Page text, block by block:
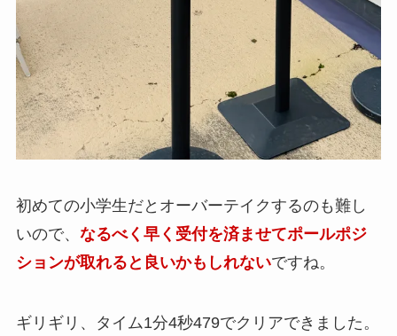
初めての小学生だとオーバーテイクするのも難し
いので、 なるべく早く受付を済ませてポールポジ
ションが取れると良いかもしれないですね。
ギリギリ、タイム1分4秒479でクリアできました。